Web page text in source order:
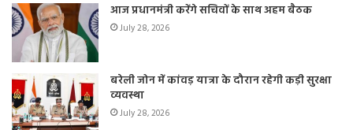
आज प्रधानमंत्री करेंगे सचिवों के साथ अहम बैठक
July 28, 2026
बरेली जोन में कांवड़ यात्रा के दौरान रहेगी कड़ी सुरक्षा
व्यवस्था
July 28, 2026